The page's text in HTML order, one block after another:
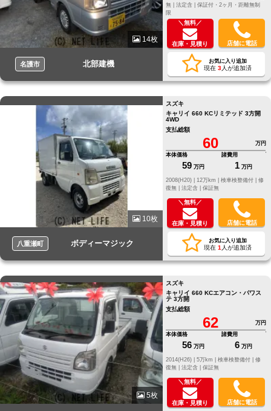
14枚
名護市 北部建機
無 | 法定含 | 保証付・2ヶ月・距離無制
限
＼無料／
在庫・見積り 店舗に電話
お気に入り追加
現在 3人が追加済
10枚
八重瀬町 ボディーマジック
スズキ
キャリイ 660 KCリミテッド 3方開
4WD
支払総額
60
万円
本体価格
59 万円
諸費用
1 万円
修
復無 | 法定含 | 保証無
＼無料／
在庫・見積り 店舗に電話
お気に入り追加
現在 1 人が追加済
5枚
スズキ
キャリイ 660 KCエアコン・パワス
テ 3方開
支払総額
62
万円
本体価格
56 万円
諸費用
6 万円
修
復無 | 法定含 | 保証無
＼無料／
在庫・見積り 店舗に電話